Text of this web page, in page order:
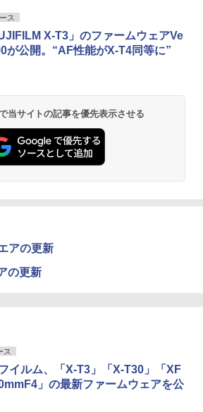
ス
X-T3」のファームウェアVe
が公開。“AF性能がX-T4同等に”
当サイトの記事を優先表示させる
アの更新
の更新
ス
イルム、「X-T3」「X-T30」「XF
」の最新ファームウェアを公